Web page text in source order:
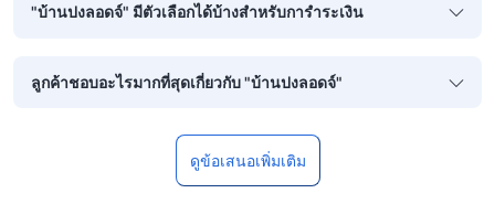
"บ้านปงลอดจ์" มีตัวเลือกได้บ้างสำหรับการำระเงิน
ลูกค้าชอบอะไรมากที่สุดเกี่ยวกับ "บ้านปงลอดจ์"
ดูข้อเสนอเพิ่มเติม